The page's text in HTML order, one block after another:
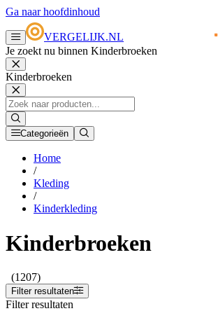
Ga naar hoofdinhoud
VERGELIJK.NL
Je zoekt nu binnen Kinderbroeken
Kinderbroeken
Categorieën
Home
/
Kleding
/
Kinderkleding
Kinderbroeken
(1207)
Filter resultaten
Filter resultaten